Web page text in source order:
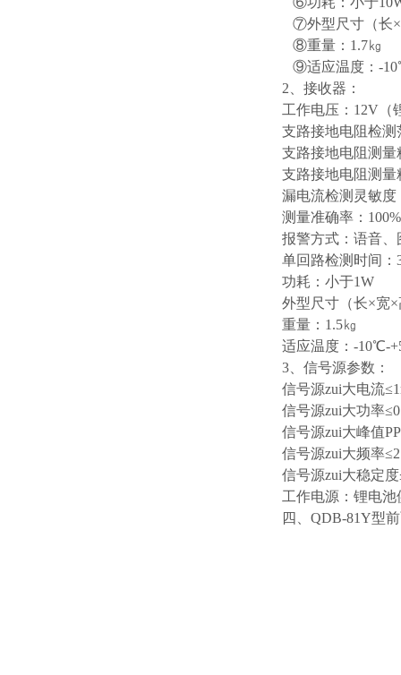
⑦外型尺寸（长×
⑧重量：1.7㎏
⑨适应温度：-
2、接收器：
工作电压：12V（
支路接地电阻检
支路接地电阻测量
支路接地电阻测
漏电流检测灵敏度
测量准确率：100%
报警方式：语音
单回路检测时间：
功耗：小于1W
外型尺寸（长×宽×
重量：1.5㎏
适应温度：-10℃-
3、信号源参数：
信号源zui大电流
信号源zui大功率
信号源zui大峰值
信号源zui大频率
信号源zui大稳定度
工作电源：锂电
四、QDB-81Y型